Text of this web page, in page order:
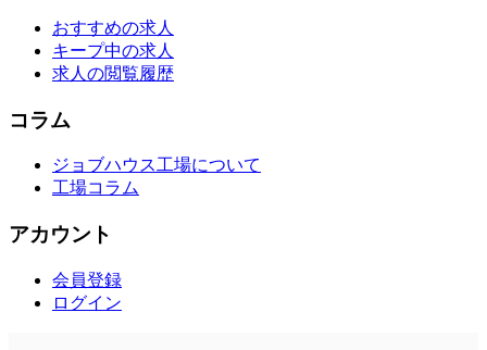
おすすめの求人
キープ中の求人
求人の閲覧履歴
コラム
ジョブハウス工場について
工場コラム
アカウント
会員登録
ログイン